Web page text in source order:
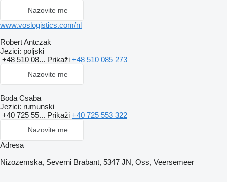
Nazovite me
www.voslogistics.com/nl
Robert Antczak
Jezici: poljski
+48 510 08... Prikaži +48 510 085 273
Nazovite me
Boda Csaba
Jezici: rumunski
+40 725 55... Prikaži +40 725 553 322
Nazovite me
Adresa
Nizozemska, Severni Brabant, 5347 JN, Oss, Veersemeer